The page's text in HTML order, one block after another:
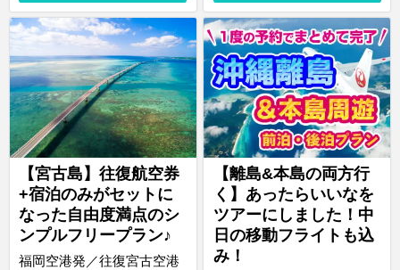
【宮古島】往復航空券
+宿泊のみがセットに
なった自由度満点のシ
ンプルフリープラン♪
福岡空港発／往復宮古空港
【離島&本島の両方行
く】あったらいいなを
ツアーにしました！中
日の移動フライトも込
み！